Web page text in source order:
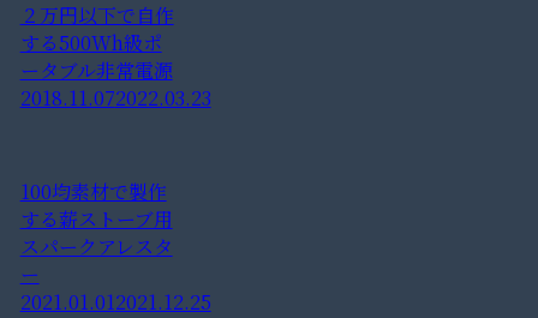
２万円以下で自作
する500Wh級ポ
ータブル非常電源
2018.11.072022.03.23
100均素材で製作
する薪ストーブ用
スパークアレスタ
ー
2021.01.012021.12.25